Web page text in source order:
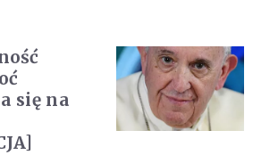
się na